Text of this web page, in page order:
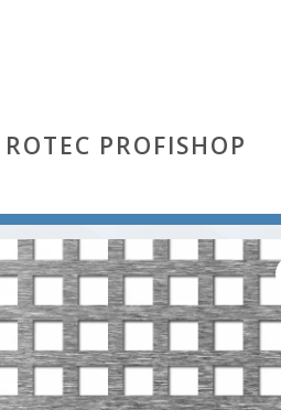
ROTEC PROFISHOP